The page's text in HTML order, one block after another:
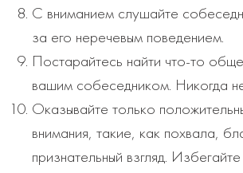
С вниманием слушайте
за его неречевым поведением.
Постарайтесь найти что-то
вашим собеседником. Никогда
Оказывайте только
внимания, такие, как похвала,
признательный взгляд.